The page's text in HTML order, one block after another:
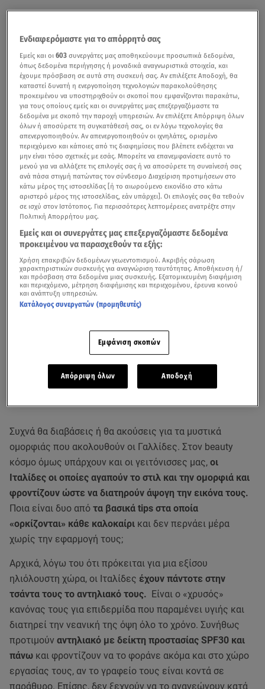
Συχνά θα διαβάσεις ή θα ακούσεις για τα μυστικά
ομορφιάς που ακολουθούν οι Γαλλίδες. Στον beauty
κόσμο όμως υπάρχουν και οι γειτόνισσες μας, οι
Ιταλίδες οι οποίες αγαπούν το στιλ και την ομορφιά και
φροντίζουν ώστε να διατηρούν άψογη την εικόνα τους.
Ποια είναι δυο από τα βασικά tips στα οποία
«ορκίζονται» κάθε καλοκαίρι και δεν περνάει μέρα
χωρίς την εφαρμογή τους;
Αρχικά, λόγω του ότι πρόκειται για μια εξίσου
ηλιόλουστη χώρα, οι Ιταλίδες έχουν πάντοτε στην
τσάντα τους το αντηλιακό τους. Είναι ο «χρυσός»
κανόνας τους για επιδερμίδα που παραμένει υγιής και
διατηρεί την νεανική της όψη όλο το χρόνο. Συνήθως
προτιμούν αντηλιακό με δείκτη προστασίας SPF30 και
πάνω και φροντίζουν να το φοράνε ακόμα και στο χώρο
εργασίας τους, αν το γραφείο τους είναι κοντά σε
παράθυρο. Επίσης, δεν ξεχνούν να το ανανεώνουν κατά
Ενδιαφερόμαστε για το απόρρητό σας
Εμείς και οι603 συνεργάτες μας αποθηκεύουμε προσωπικά δεδομένα,
όπως δεδομένα περιήγησης ή μοναδικά αναγνωριστικά στοιχεία, και
έχουμε πρόσβαση σε αυτά στη συσκευή σας. Αν επιλέξετε Αποδοχή, θα
καταστεί δυνατή η ενεργοποίηση τεχνολογιών παρακολούθησης
προκειμένου να υποστηριχθούν οι σκοποί που εμφανίζονται παρακάτω,
για τους οποίους εμείς και οι συνεργάτες μας επεξεργαζόμαστε τα
δεδομένα με σκοπό την παροχή υπηρεσιών. Αν επιλέξετε Απόρριψη όλων
όλων ή αποσύρετε τη συγκατάθεσή σας, οι εν λόγω τεχνολογίες θα
απενεργοποιηθούν. Αν απενεργοποιηθούν οι ιχνηλάτες, ορισμένο
περιεχόμενο και κάποιες από τις διαφημίσεις που βλέπετε ενδέχεται να
μην είναι τόσο σχετικές με εσάς. Μπορείτε να επανεμφανίσετε αυτό το
μενού για να αλλάξετε τις επιλογές σας ή να αποσύρετε τη συναίνεσή σας
ανά πάσα στιγμή πατώντας τον σύνδεσμο Διαχείριση προτιμήσεων στο
κάτω μέρος της ιστοσελίδας [ή το αιωρούμενο εικονίδιο στο κάτω
αριστερό μέρος της ιστοσελίδας, εάν υπάρχει]. Οι επιλογές σας θα τεθούν
σε ισχύ στον Ιστότοπος. Για περισσότερες λεπτομέρειες ανατρέξτε στην
Πολιτική Απορρήτου μας.
Εμείς και οι συνεργάτες μας επεξεργαζόμαστε δεδομένα
προκειμένου να παρασχεθούν τα εξής:
Χρήση επακριβών δεδομένων γεωεντοπισμού. Ακριβής σάρωση
χαρακτηριστικών συσκευής για αναγνώριση ταυτότητας. Αποθήκευση ή/
και πρόσβαση στα δεδομένα μιας συσκευής. Εξατομικευμένη διαφήμιση
και περιεχόμενο, μέτρηση διαφήμισης και περιεχομένου, έρευνα κοινού
και ανάπτυξη υπηρεσιών.
Κατάλογος συνεργατών (προμηθευτές)
Εμφάνιση σκοπών
Απόρριψη όλων Αποδοχή